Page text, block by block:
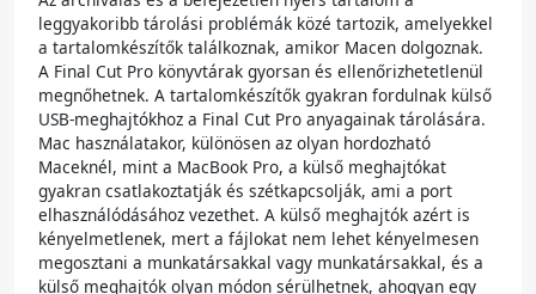
leggyakoribb tárolási problémák közé tartozik, amelyekkel
a tartalomkészítők találkoznak, amikor Macen dolgoznak.
A Final Cut Pro könyvtárak gyorsan és ellenőrizhetetlenül
megnőhetnek. A tartalomkészítők gyakran fordulnak külső
USB-meghajtókhoz a Final Cut Pro anyagainak tárolására.
Mac használatakor, különösen az olyan hordozható
Maceknél, mint a MacBook Pro, a külső meghajtókat
gyakran csatlakoztatják és szétkapcsolják, ami a port
elhasználódásához vezethet. A külső meghajtók azért is
kényelmetlenek, mert a fájlokat nem lehet kényelmesen
megosztani a munkatársakkal vagy munkatársakkal, és a
külső meghajtók olyan módon sérülhetnek, ahogyan egy